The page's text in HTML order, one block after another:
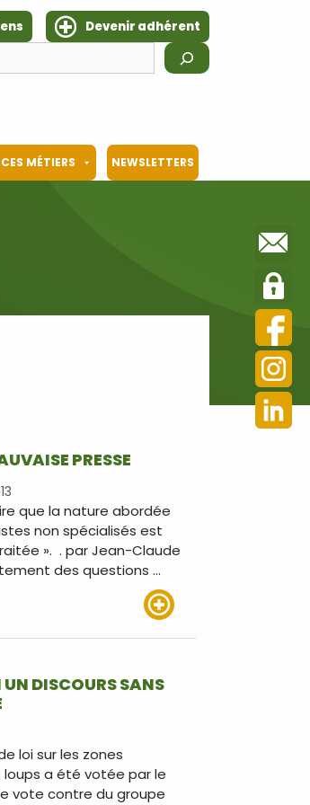
Devenir adhérent
MÉTIERS NEWSLETTERS
PRESSE
que la nature abordée
non spécialisés est
». . par Jean-Claude
des questions …
UN DISCOURS SANS
loi sur les zones
loups a été votée par le
vote contre du groupe